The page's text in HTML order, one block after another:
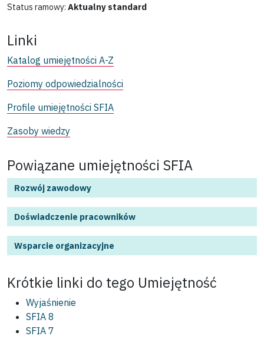
Status ramowy: Aktualny standard
Linki
Katalog umiejętności A-Z
Poziomy odpowiedzialności
Profile umiejętności SFIA
Zasoby wiedzy
Powiązane umiejętności SFIA
Rozwój zawodowy
Doświadczenie pracowników
Wsparcie organizacyjne
Krótkie linki do tego Umiejętność
Wyjaśnienie
SFIA 8
SFIA 7